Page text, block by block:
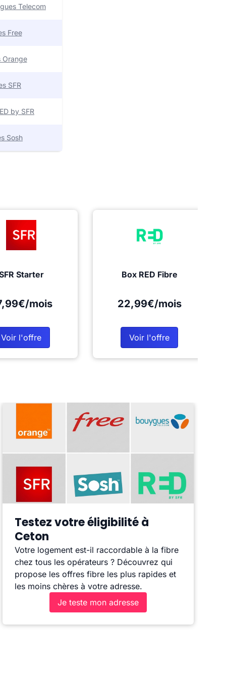
Telecom
Free
Orange
SFR
by SFR
Sosh
Starter
mois
Voir l'offre
Box RED Fibre
22,99€/mois
Voir l'offre
Testez votre éligibilité à
Ceton
Votre logement est-il raccordable à la fibre
chez tous les opérateurs ? Découvrez qui
propose les offres fibre les plus rapides et
les moins chères à votre adresse.
Je teste mon adresse